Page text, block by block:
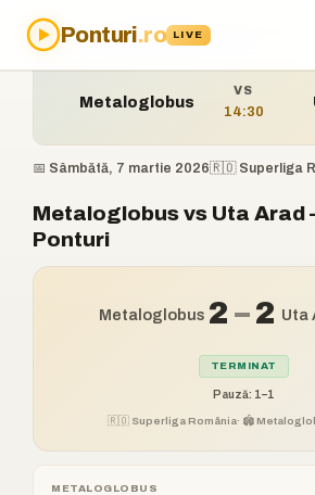
Ponturi.ro LIVE
Acasă›Ponturi›Metaloglobus vs Uta Arad
Metaloglobus
VS
14:30
📅 Sâmbătă, 7 martie 2026🇷🇴 Superliga
Metaloglobus vs Uta Arad
Ponturi
Metaloglobus 2 –2 Uta
TERMINAT
Pauză: 1–1
🇷🇴 Superliga România· 🏟️
METALOGLOBUS